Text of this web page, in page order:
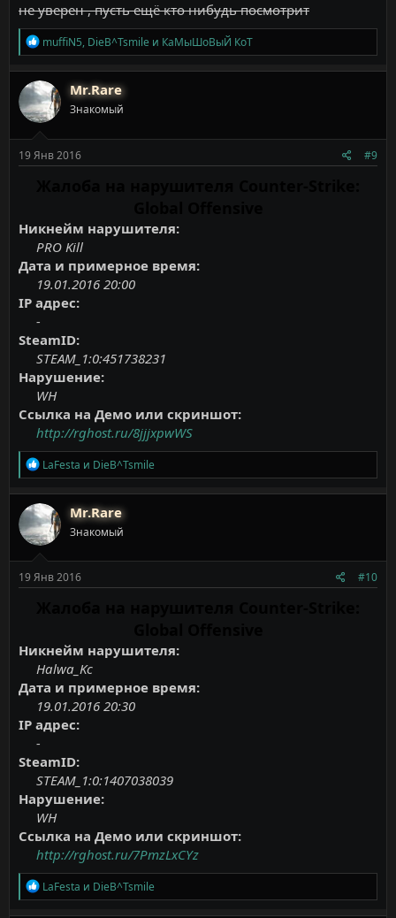
не уверен , пусть ещё кто нибудь посмотрит
Р
е
а
к
ц
и
и
muffiN5, DieB^Tsmile и КаМыШоВыЙ КоТ
Mr.Rare
Знакомый
19 Янв 2016 #9
Никнейм нарушителя:
PRO Kill
Дата и примерное время:
19.01.2016 20:00
IP адрес:
-
SteamID:
STEAM_1:0:451738231
Нарушение:
WH
Ссылка на Демо или скриншот:
http://rghost.ru/8jjjxpwWS
Р
е
а
к
ц
и
и
LaFesta и DieB^Tsmile
Mr.Rare
Знакомый
19 Янв 2016 #10
Никнейм нарушителя:
Halwa_Kc
Дата и примерное время:
19.01.2016 20:30
IP адрес:
-
SteamID:
STEAM_1:0:1407038039
Нарушение:
WH
Ссылка на Демо или скриншот:
http://rghost.ru/7PmzLxCYz
Р
е
а
LaFesta и DieB^Tsmile